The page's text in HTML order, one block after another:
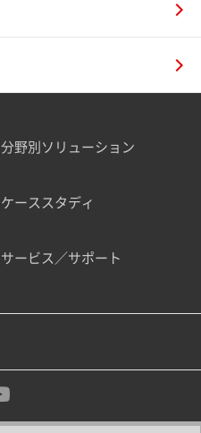
分野別ソリューション
ケーススタディ
サービス／サポート